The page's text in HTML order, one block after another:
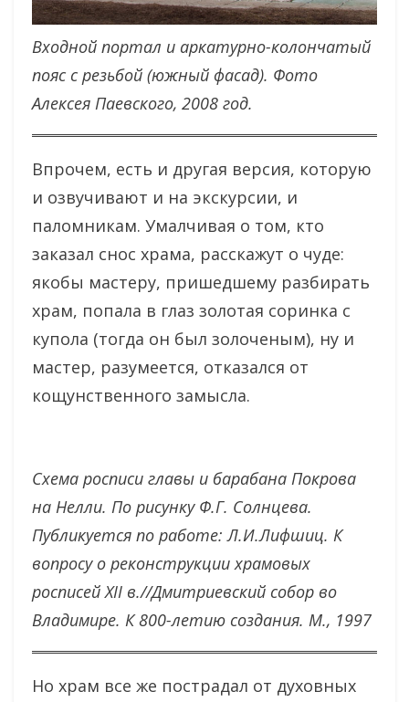
Входной портал и аркатурно-колончатый
пояс с резьбой (южный фасад). Фото
Алексея Паевского, 2008 год.
Впрочем, есть и другая версия, которую
и озвучивают и на экскурсии, и
паломникам. Умалчивая о том, кто
заказал снос храма, расскажут о чуде:
якобы мастеру, пришедшему разбирать
храм, попала в глаз золотая соринка с
купола (тогда он был золоченым), ну и
мастер, разумеется, отказался от
кощунственного замысла.
Схема росписи главы и барабана Покрова
на Нелли. По рисунку Ф.Г. Солнцева.
Публикуется по работе: Л.И.Лифшиц. К
вопросу о реконструкции храмовых
росписей XII в.//Дмитриевский собор во
Владимире. К 800-летию создания. М., 1997
Но храм все же пострадал от духовных